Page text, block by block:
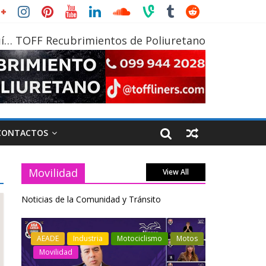
TOFF Recubrimientos de Poliuretano
Movilidad View All
Noticias de la Comunidad y Tránsito
Industria Movilidad
Transporte
Varios